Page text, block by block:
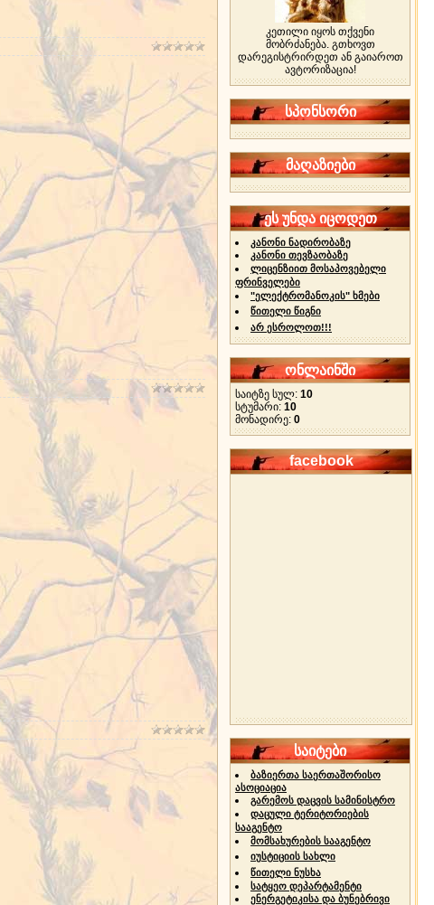
კეთილი იყოს თქვენი
მობრძანება. გთხოვთ
დარეგისტრირდეთ ან გაიაროთ
ავტორიზაცია!
სპონსორი
მაღაზიები
ეს უნდა იცოდეთ
კანონი ნადირობაზე
კანონი თევზაობაზე
ლიცენზიით მოსაპოვებელი
ფრინველები
"ელექტრომანოკის" ხმები
წითელი წიგნი
არ ესროლოთ!!!
ონლაინში
საიტზე სულ: 10
სტუმარი: 10
მონადირე: 0
facebook
საიტები
ბაზიერთა საერთაშორისო
ასოციაცია
გარემოს დაცვის სამინისტრო
დაცული ტერიტორიების
სააგენტო
მომსახურების სააგენტო
იუსტიციის სახლი
წითელი ნუსხა
სატყეო დეპარტამენტი
ენერგეტიკისა და ბუნებრივი